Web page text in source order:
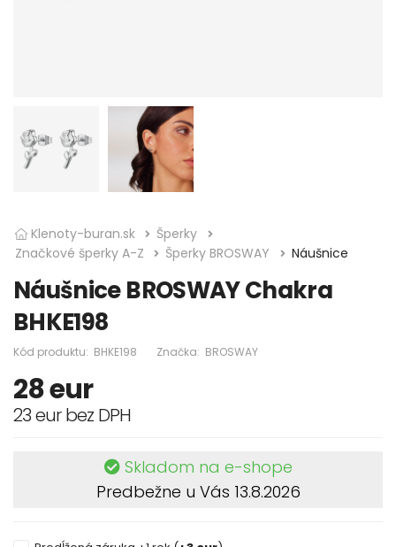
Klenoty-buran.sk
Šperky
Značkové šperky A-Z
Šperky BROSWAY Náušnice
Náušnice BROSWAY Chakra
BHKE198
Kód produktu: BHKE198 Značka: BROSWAY
28eur
23 eur bez DPH
Skladom na e-shope
Predbežne u Vás 13.8.2026